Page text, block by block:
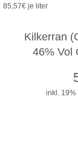
85,57€ je liter
Kilkerran
46% Vol
inkl. 19%